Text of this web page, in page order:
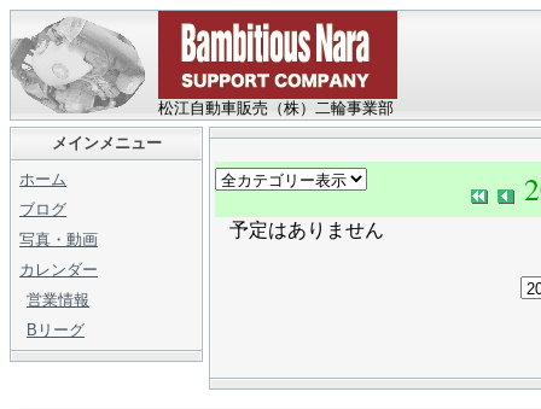
松江自動車販売（株）二輪事業部
メインメニュー
ホーム
ブログ
写真・動画
カレンダー
営業情報
Bリーグ
予定はありません